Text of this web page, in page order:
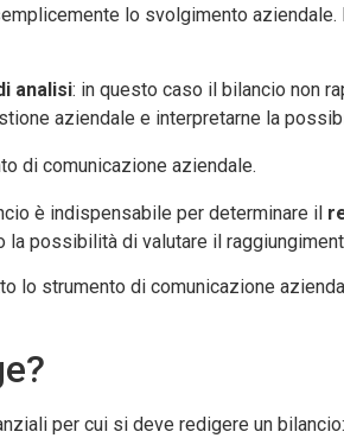
lo svolgimento
analisi: in questo caso il bilancio non
aziendale e interpretarne la
di comunicazione aziendale.
è indispensabile per determinare il
la possibilità di valutare il
lo strumento di comunicazione
per cui si deve redigere un bilancio: